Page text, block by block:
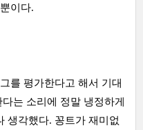
이다.
를 평가한다고 해서 기대
는 소리에 정말 냉정하게
생각했다. 꽁트가 재미없